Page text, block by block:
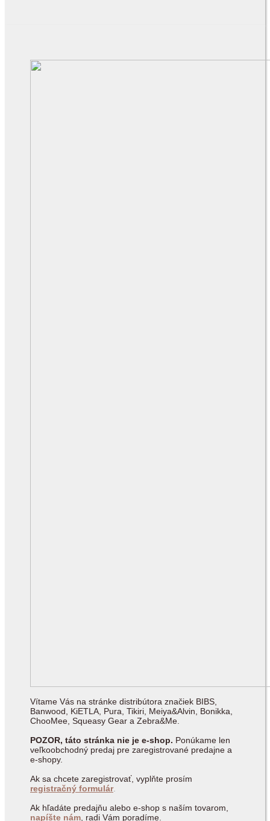
Vítame Vás na stránke distribútora značiek BIBS,
Banwood, KiETLA, Pura, Tikiri, Meiya&Alvin, Bonikka,
ChooMee, Squeasy Gear a Zebra&Me.
POZOR, táto stránka nie je e-shop. Ponúkame len
veľkoobchodný predaj pre zaregistrované predajne a
e-shopy.
Ak sa chcete zaregistrovať, vyplňte prosím
registračný formulár.
Ak hľadáte predajňu alebo e-shop s naším tovarom,
napíšte nám , radi Vám poradíme.